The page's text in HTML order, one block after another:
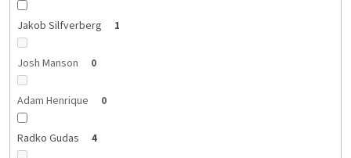
Jakob Silfverberg 1
Josh Manson 0
Adam Henrique 0
Radko Gudas 4